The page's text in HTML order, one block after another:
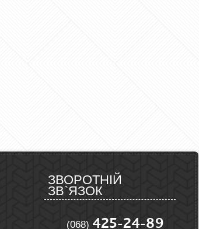
ЗВОРОТНІЙ
ЗВ`ЯЗОК
(068) 425-24-89